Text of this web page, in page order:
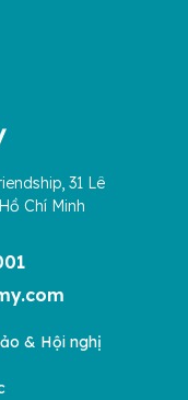
31 Lê
Chí Minh
& Hội nghị